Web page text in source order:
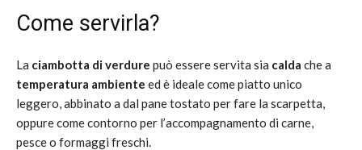
Come servirla?
La ciambotta di verdure può essere servita sia calda che a
temperatura ambiente ed è ideale come piatto unico
leggero, abbinato a dal pane tostato per fare la scarpetta,
oppure come contorno per l’accompagnamento di carne,
pesce o formaggi freschi.